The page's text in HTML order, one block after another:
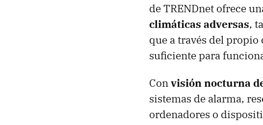
de TRENDnet ofrece
climáticas adversas,
que a través del propio
suficiente para
Convisión nocturna
sistemas de alarma,
ordenadores o